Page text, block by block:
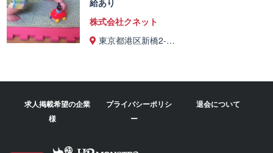
給あり
株式会社クネット
東京都港区新橋2-…
求人掲載希望の企業
様
プライバシーポリシ
ー
退会について